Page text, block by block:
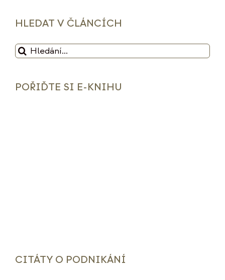
HLEDAT V ČLÁNCÍCH
Hledat:
POŘIĎTE SI E-KNIHU
CITÁTY O PODNIKÁNÍ